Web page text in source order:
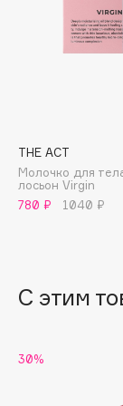
Basicare
Batiste
Beauty Bomb
Bebble
Biodance
THE ACT
Молочко для
лосьон Virgin
780 ₽
1040 ₽
С этим
30%